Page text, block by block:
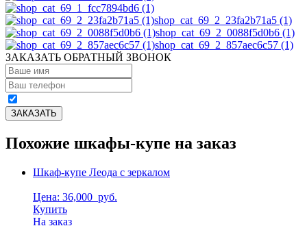
shop_cat_69_2_23fa2b71a5 (1)
shop_cat_69_2_0088f5d0b6 (1)
shop_cat_69_2_857aec6c57 (1)
ЗАКАЗАТЬ ОБРАТНЫЙ ЗВОНОК
Похожие шкафы-купе на заказ
Шкаф-купе Леода с зеркалом
Цена: 36,000 руб.
Купить
На заказ